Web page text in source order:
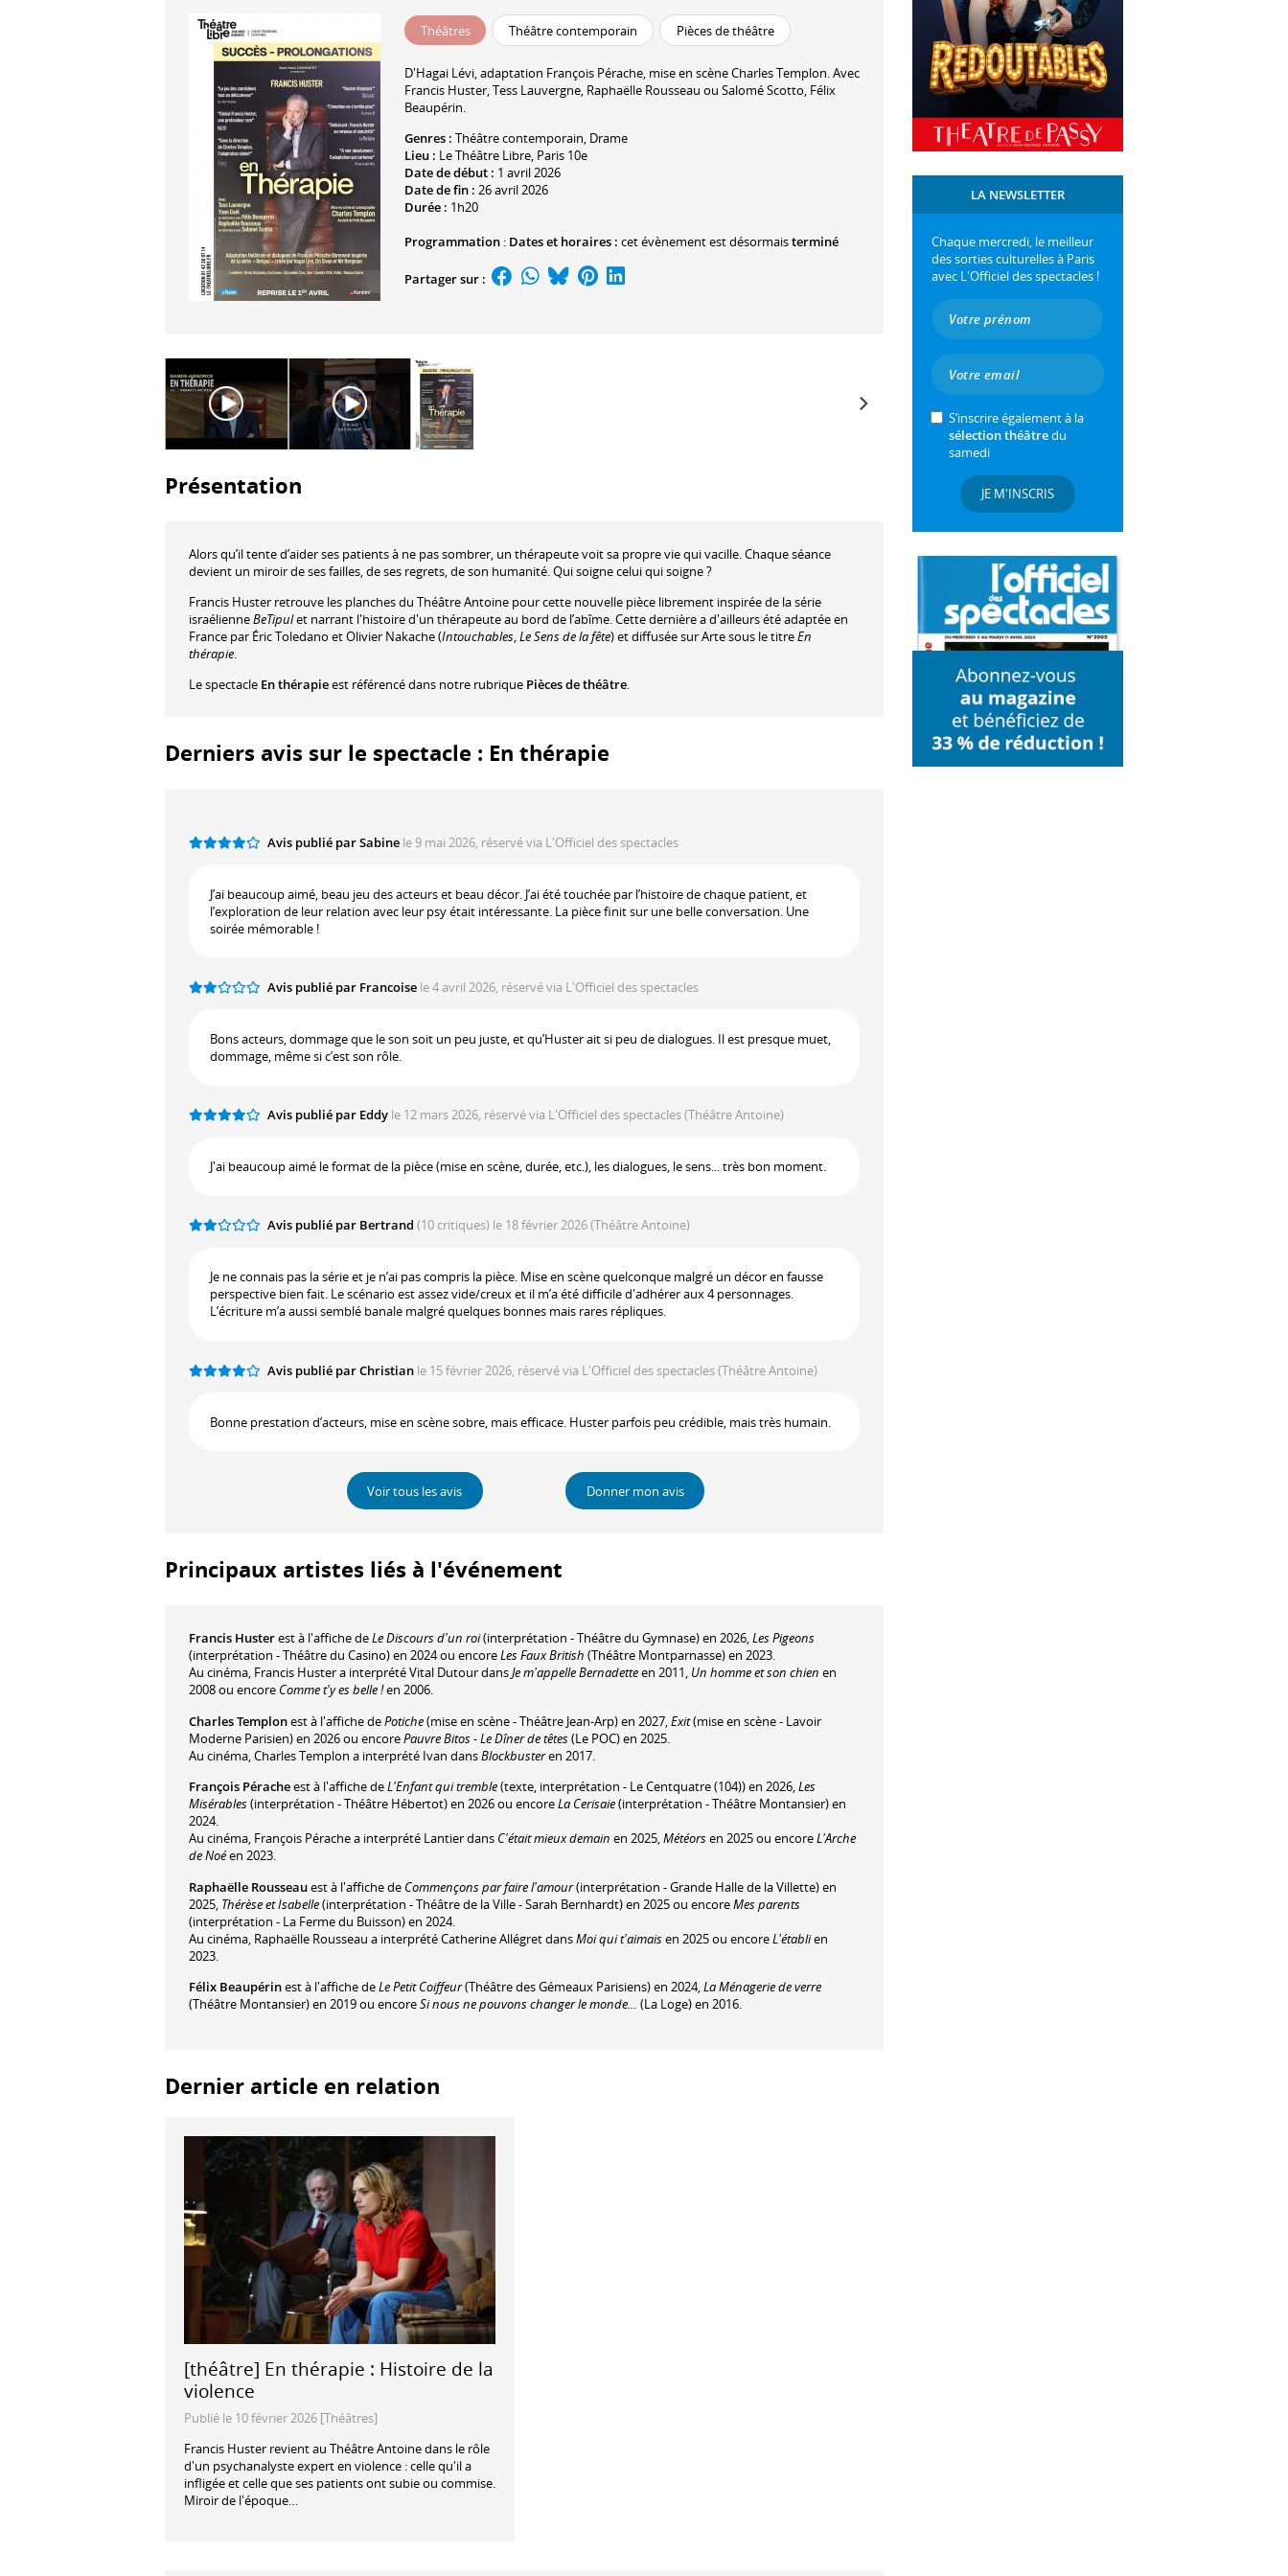
Théâtres Théâtre contemporain Pièces de théâtre
D'Hagai Lévi, adaptation François Pérache, mise en scèneCharles Templon. Avec
Francis Huster,Tess Lauvergne, Raphaëlle Rousseau ou Salomé Scotto, Félix
Beaupérin.
Genres : Théâtre contemporain, Drame
Lieu : Le Théâtre Libre, Paris 10e
Date de début : 1 avril 2026
Date de fin : 26 avril 2026
Durée : 1h20
Programmation : Dates et horaires : cet évènement est désormaisterminé
Partager sur :
Présentation
Alors qu’il tente d’aider ses patients à ne pas sombrer, un thérapeute voit sa propre vie qui vacille. Chaque séance
devient un miroir de ses failles, de ses regrets, de son humanité. Qui soigne celui qui soigne ?
Francis Huster retrouve les planches du Théâtre Antoine pour cette nouvelle pièce librement inspirée de la série
israélienneBeTipulet narrant l'histoire d'un thérapeute au bord de l’abîme. Cette dernière a d'ailleurs été adaptée en
France par Éric Toledano et Olivier Nakache (Intouchables,Le Sens de la fête) et diffusée sur Arte sous le titreEn
thérapie.
Le spectacle En thérapieest référencé dans notre rubrique Pièces de théâtre.
Derniers avis sur le spectacle : En thérapie
Avis publié par Sabine le 9 mai 2026, réservé via L'Officiel des spectacles
J’ai beaucoup aimé, beau jeu des acteurs et beau décor. J’ai été touchée par l’histoire de chaque patient, et
l’exploration de leur relation avec leur psy était intéressante. La pièce finit sur une belle conversation. Une
soirée mémorable !
Avis publié par Francoise le 4 avril 2026, réservé via L'Officiel des spectacles
Bons acteurs, dommage que le son soit un peu juste, et qu’Huster ait si peu de dialogues. Il est presque muet,
dommage, même si c’est son rôle.
Avis publié par Eddy le 12 mars 2026, réservé via L'Officiel des spectacles(Théâtre Antoine)
J'ai beaucoup aimé le format de la pièce (mise en scène, durée, etc.), les dialogues, le sens... très bon moment.
Avis publié par Bertrand (10 critiques) le 18 février 2026(Théâtre Antoine)
Je ne connais pas la série et je n’ai pas compris la pièce. Mise en scène quelconque malgré un décor en fausse
perspective bien fait. Le scénario est assez vide/creux et il m’a été difficile d'adhérer aux 4 personnages.
L’écriture m’a aussi semblé banale malgré quelques bonnes mais rares répliques.
Avis publié par Christian le 15 février 2026, réservé via L'Officiel des spectacles(Théâtre Antoine)
Bonne prestation d’acteurs, mise en scène sobre, mais efficace. Huster parfois peu crédible, mais très humain.
Voir tous les avis Donner mon avis
Principaux artistes liés à l'événement
Francis Husterest à l'affiche deLe Discours d'un roi(interprétation - Théâtre du Gymnase) en 2026,Les Pigeons
(interprétation - Théâtre du Casino) en 2024 ou encoreLes Faux British (Théâtre Montparnasse) en 2023.
Au cinéma, Francis Huster a interprété Vital Dutour dansJe m'appelle Bernadetteen 2011, Un homme et son chien en
2008 ou encore Comme t'y es belle !en 2006.
Charles Templonest à l'affiche dePotiche(mise en scène - Théâtre Jean-Arp) en 2027,Exit(mise en scène - Lavoir
Moderne Parisien) en 2026 ou encorePauvre Bitos - Le Dîner de têtes(Le POC) en 2025.
Au cinéma, Charles Templon a interprété Ivan dansBlockbusteren 2017.
François Péracheest à l'affiche deL'Enfant qui tremble(texte, interprétation - Le Centquatre (104)) en 2026,Les
Misérables(interprétation - Théâtre Hébertot) en 2026 ou encoreLa Cerisaie(interprétation - Théâtre Montansier) en
2024.
Au cinéma, François Pérache a interprété Lantier dans C'était mieux demain en 2025,Météorsen 2025 ou encoreL'Arche
de Noéen 2023.
Raphaëlle Rousseauest à l'affiche de Commençons par faire l'amour(interprétation - Grande Halle de la Villette) en
2025, Thérèse et Isabelle(interprétation - Théâtre de la Ville - Sarah Bernhardt) en 2025 ou encoreMes parents
(interprétation - La Ferme du Buisson) en 2024.
Au cinéma, Raphaëlle Rousseau a interprété Catherine Allégret dansMoi qui t'aimaisen 2025 ou encoreL'établien
2023.
Félix Beaupérinest à l'affiche deLe Petit Coiffeur(Théâtre des Gémeaux Parisiens) en 2024,La Ménagerie de verre
(Théâtre Montansier) en 2019 ou encoreSi nous ne pouvons changer le monde… (La Loge) en 2016.
Dernier article en relation
[théâtre] En thérapie : Histoire de la
violence
Publié le 10 février 2026 [Théâtres]
Francis Huster revient au Théâtre Antoine dans le rôle
d'un psychanalyste expert en violence : celle qu'il a
infligée et celle que ses patients ont subie ou commise.
Miroir de l'époque…
LA NEWSLETTER
Chaque mercredi, le meilleur
des sorties culturelles à Paris
avec L'Officiel des spectacles !
S’inscrire également à la
sélection théâtredu
samedi
JE M'INSCRIS